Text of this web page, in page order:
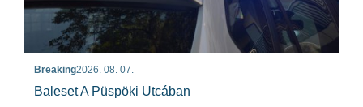
Breaking2026. 08. 07.
Baleset A Püspöki Utcában